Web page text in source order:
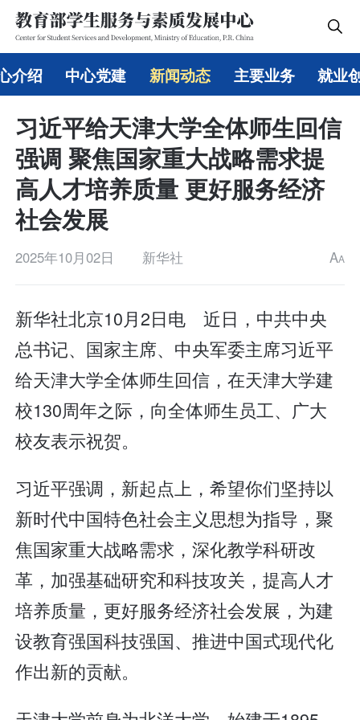
介绍 中心党建 新闻动态 主要业务 就业
习近平给天津大学全体师生回信
强调 聚焦国家重大战略需求提
高人才培养质量 更好服务经济
社会发展
2025年10月02日 新华社 AA
新华社北京10月2日电 近日，中共中央
总书记、国家主席、中央军委主席习近平
给天津大学全体师生回信，在天津大学建
校130周年之际，向全体师生员工、广大
校友表示祝贺。
习近平强调，新起点上，希望你们坚持以
新时代中国特色社会主义思想为指导，聚
焦国家重大战略需求，深化教学科研改
革，加强基础研究和科技攻关，提高人才
培养质量，更好服务经济社会发展，为建
设教育强国科技强国、推进中国式现代化
作出新的贡献。